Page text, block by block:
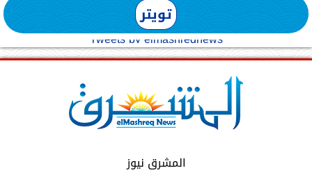
تويتر
Tweets by elmashreqnews
المشرق نيوز